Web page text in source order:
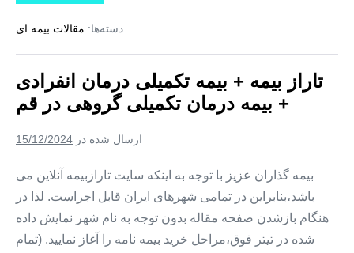
بیمه
بیمه
درمان
+
بیمه
درمان
تکمیلی
در
دسته‌ها: مقالات بیمه ای
تاراز بیمه + بیمه تکمیلی درمان انفرادی
+ بیمه درمان تکمیلی گروهی در قم
ارسال شده در 15/12/2024
بیمه گذاران عزیز با توجه به اینکه سایت تارازبیمه آنلاین می
باشد،بنابراین در تمامی شهرهای ایران قابل اجراست. لذا در
هنگام بازشدن صفحه مقاله بدون توجه به نام شهر نمایش داده
شده در تیتر فوق،مراحل خرید بیمه نامه را آغاز نمایید. (تمام